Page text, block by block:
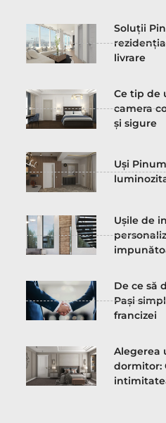
Soluții
livrare
Ce tip de
camera
și sigure
Uși
Ușile de
De ce să
Pași
francizei
Alegerea
dormitor: